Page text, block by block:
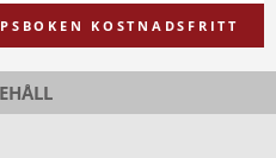
KOSTNADSFRITT